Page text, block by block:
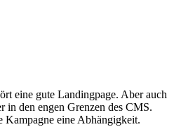
eine gute Landingpage. Aber auch
in den engen Grenzen des CMS.
Kampagne eine Abhängigkeit.